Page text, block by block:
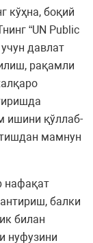
кўҳна, боқий
“UN Public
давлат
рақамли
ишини қўллаб-
мамнун
нафақат
балки
билан
нуфузини